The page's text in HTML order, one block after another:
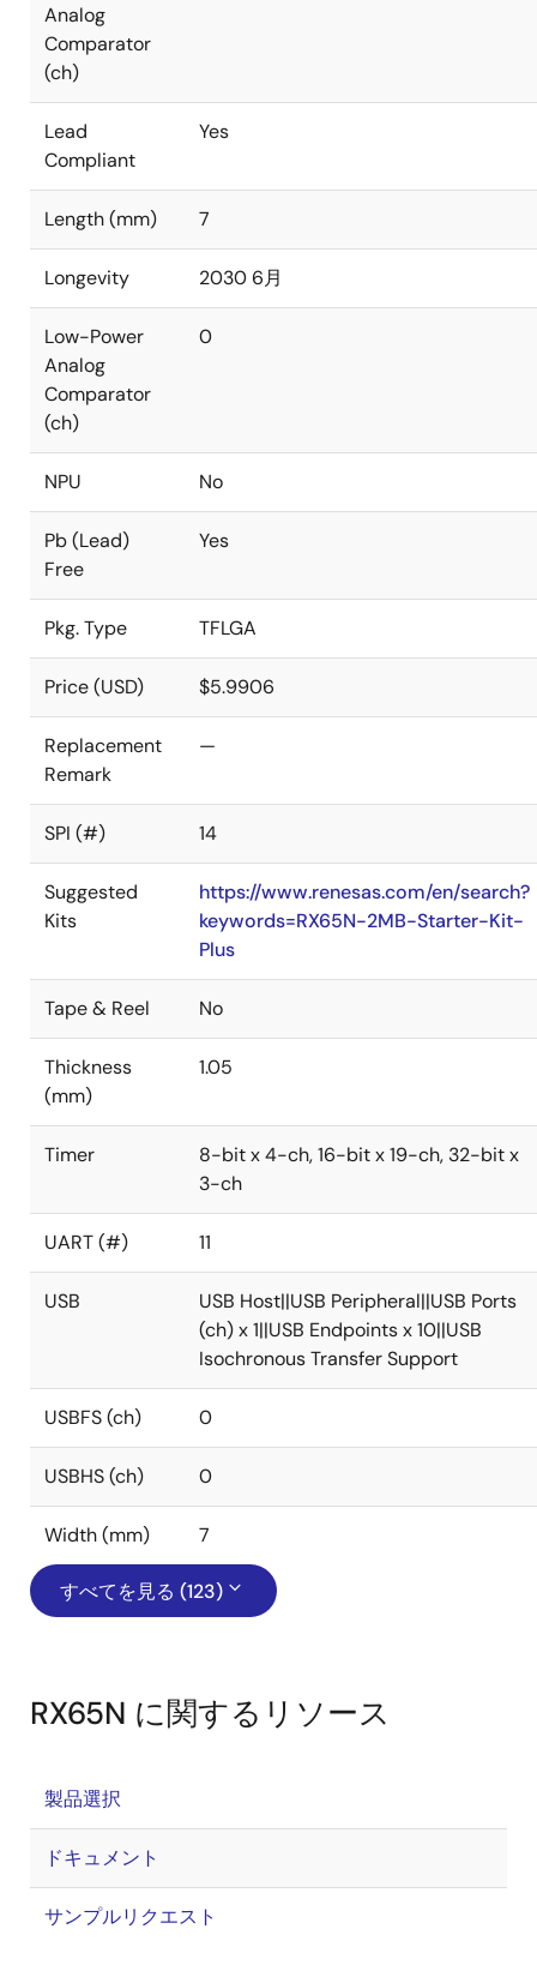
Analog
Comparator
(ch)
Lead
Compliant
Yes
Length (mm) 7
Longevity 2030 6月
Low-Power
Analog
Comparator
(ch)
0
NPU No
Pb (Lead)
Free
Yes
Pkg. Type TFLGA
Price (USD) $5.9906
Replacement
Remark
—
SPI (#) 14
Suggested
Kits
https://www.renesas.com/en/search?
keywords=RX65N-2MB-Starter-Kit-
Plus
Tape & Reel No
Thickness
(mm)
1.05
Timer
8-bit x 4-ch, 16-bit x 19-ch, 32-bit x
3-ch
UART (#) 11
USB
USB Host||USB Peripheral||USB Ports
(ch) x 1||USB Endpoints x 10||USB
Isochronous Transfer Support
USBFS (ch) 0
USBHS (ch) 0
Width (mm) 7
すべてを見る (123)
RX65N に関するリソース
製品選択
ドキュメント
サンプルリクエスト